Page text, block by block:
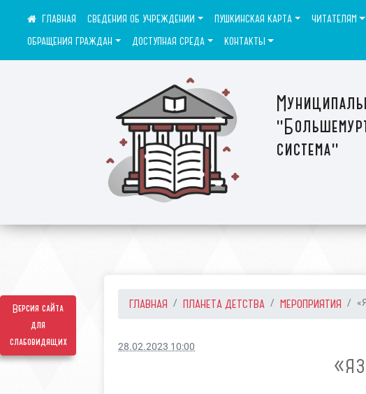
Версия сайта
для
слабовидящих
система"
СВЕДЕНИЯ ОБ УЧРЕЖДЕНИИ ПУШКИНСКАЯ КАРТА ЧИТАТЕЛЯМ
ОБРАЩЕНИЯ ГРАЖДАН
ДОСТУПНАЯ СРЕДА КОНТАКТЫ
ГЛАВНАЯ ПЛАНЕТА ДЕТСТВА МЕРОПРИЯТИЯ
28.02.2023 10:00